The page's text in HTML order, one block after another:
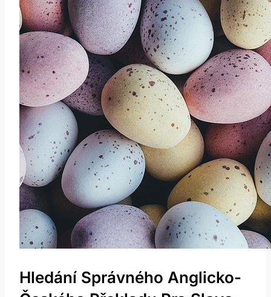
Hledání Správného Anglicko-